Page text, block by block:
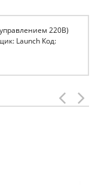
220В)
Launch Код: